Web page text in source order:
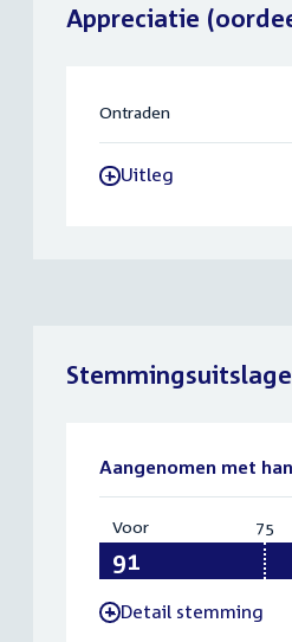
Appreciatie
Ontraden
-Uitleg
Aangenomen met
Voor:
75
-Detail stemming